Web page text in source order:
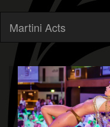
Martini Acts